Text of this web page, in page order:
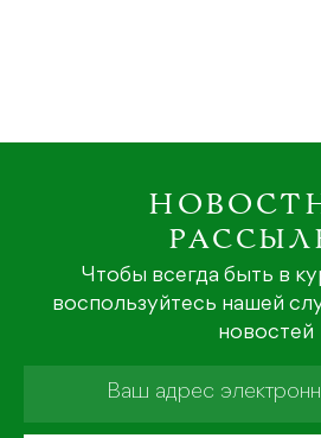
Чтобы всегда быть в
воспользуйтесь нашей
новостей